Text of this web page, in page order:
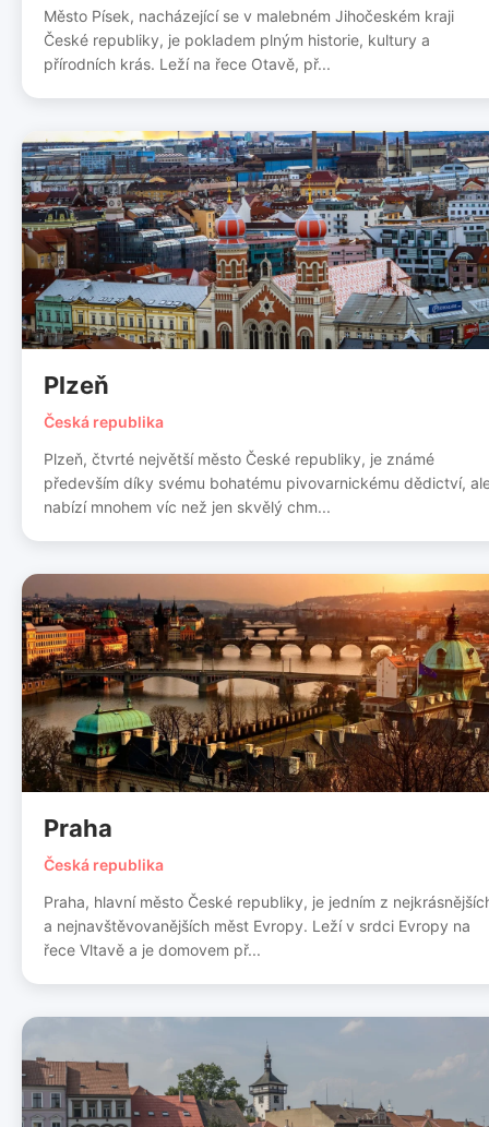
Město Písek, nacházející se v malebném Jihočeském kraji
České republiky, je pokladem plným historie, kultury a
přírodních krás. Leží na řece Otavě, př...
Plzeň
Česká republika
Plzeň, čtvrté největší město České republiky, je známé
především díky svému bohatému pivovarnickému dědictví,
nabízí mnohem víc než jen skvělý chm...
Praha
Česká republika
Praha, hlavní město České republiky, je jedním z
a nejnavštěvovanějších měst Evropy. Leží v srdci Evropy na
řece Vltavě a je domovem př...